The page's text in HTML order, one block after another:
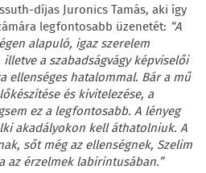
díjas Juronics Tamás, aki így
legfontosabb üzenetét: “A
alapuló, igaz szerelem
a szabadságvágy képviselői
ellenséges hatalommal. Bár a mű
és kivitelezése, a
ez a legfontosabb. A lényeg
akadályokon kell áthatolniuk. A
sőt még az ellenségnek, Szelim
az érzelmek labirintusában.”